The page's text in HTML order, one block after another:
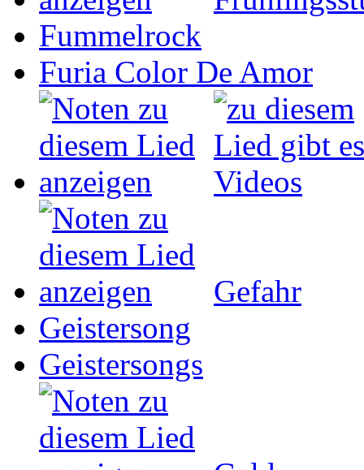
Fummelrock
Furia Color De Amor
Gefahr
Geistersong
Geistersongs